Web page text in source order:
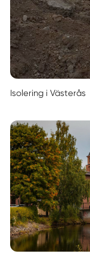
Isolering i Västerås